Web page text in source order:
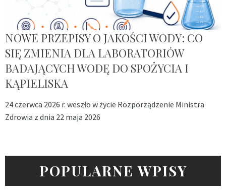
NOWE PRZEPISY O JAKOŚCI WODY: CO
SIĘ ZMIENIA DLA LABORATORIÓW
BADAJĄCYCH WODĘ DO SPOŻYCIA I
KĄPIELISKA
24 czerwca 2026 r. weszło w życie Rozporządzenie Ministra
Zdrowia z dnia 22 maja 2026
POPULARNE WPISY